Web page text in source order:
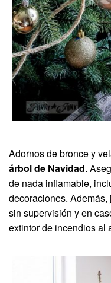
Adornos de bronce y
árbol de Navidad.
de nada inflamable,
decoraciones.
sin supervisión y en
extintor de incendios al